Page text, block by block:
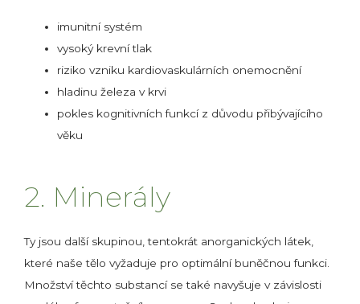
imunitní systém
vysoký krevní tlak
riziko vzniku kardiovaskulárních onemocnění
hladinu železa v krvi
pokles kognitivních funkcí z důvodu přibývajícího
věku
2. Minerály
Ty jsou další skupinou, tentokrát anorganických látek,
které naše tělo vyžaduje pro optimální buněčnou funkci.
Množství těchto substancí se také navyšuje v závislosti